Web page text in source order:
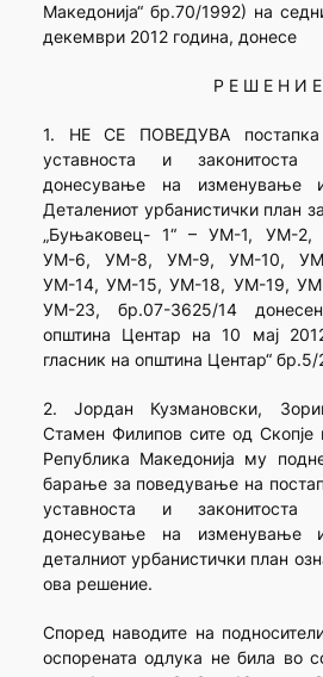
Македонија“ бр.70/1992) на
декември 2012 година, донесе
Р Е Ш Е Н И Е
1. НЕ СЕ ПОВЕДУВА
уставноста и
донесување на изменување
Деталениот урбанистички план
„Буњаковец- 1“ – УМ-1, УМ-
УМ-6, УМ-8, УМ-9, УМ-10,
УМ-14, УМ-15, УМ-18, УМ-19,
УМ-23, бр.07-3625/14
општина Центар на 10 мај
гласник на општина Центар“ бр.5/
2. Јордан Кузмановски,
Стамен Филипов сите од Скопје
Република Македонија му
барање за поведување на
уставноста и
донесување на изменување
деталниот урбанистички план
ова решение.
Според наводите на
оспорената одлука не била во